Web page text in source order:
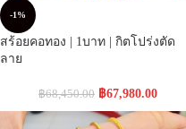
-1%
สร้อยคอทอง | 1บาท | กิตโปร่งตัด
ลาย
฿68,450.00 ฿67,980.00